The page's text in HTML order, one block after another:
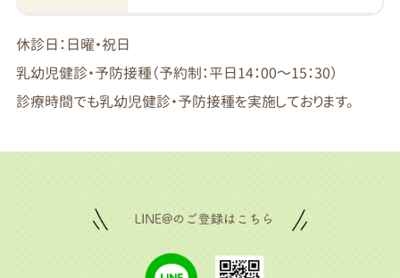
休診日：日曜・祝日
乳幼児健診・予防接種（予約制：平日14：00～15：30）
診療時間でも乳幼児健診・予防接種を実施しております。